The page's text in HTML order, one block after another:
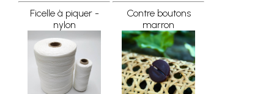
Ficelle à piquer -
nylon
Contre boutons
marron